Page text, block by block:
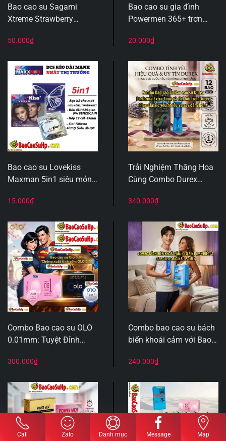
Bao cao su Sagami
Xtreme Strawberry
mềm mỏng
50.000₫
Bao cao su gia đình
Powermen 365+ trơn
bôi trơn silicone hộp 3c
20.000₫
Bao cao su Lovekiss
Maxman 5in1 siêu mỏng
dài 9% Hộp 1c
15.000₫
Trải Nghiệm Thăng Hoa
Cùng Combo Durex
Gel Durex Play Classic
340.000₫
Combo Bao cao su OLO
0.01mm: Tuyệt Đỉnh
Sự Kết Hợp Hoàn Hảo
300.000₫
Combo bao cao su bách
biến khoái cảm với Bao
chiếc và gel Oleo Original
240.000₫
Call Zalo Danh mục Message Map